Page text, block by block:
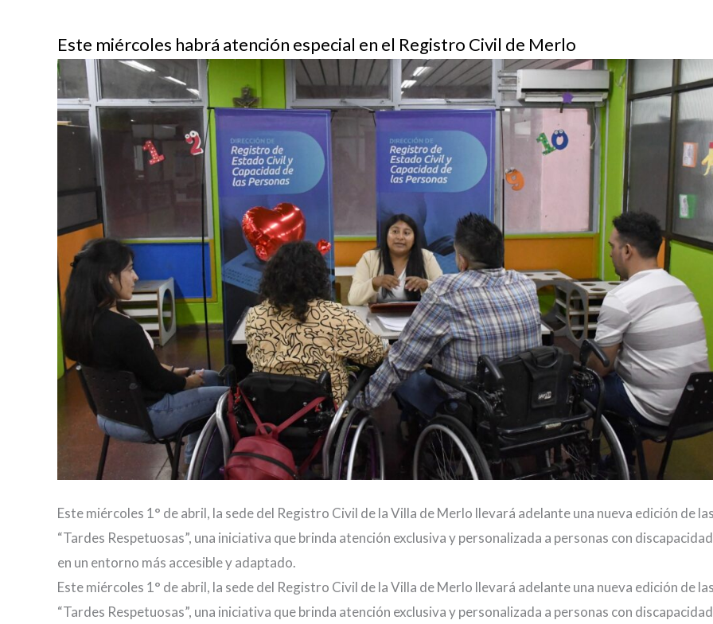
Este miércoles habrá atención especial en el Registro Civil de Merlo
Este miércoles 1° de abril, la sede del Registro Civil de la Villa de Merlo llevará adelante una nueva edición de
“Tardes Respetuosas”, una iniciativa que brinda atención exclusiva y personalizada a personas con discapacidad
en un entorno más accesible y adaptado.
Este miércoles 1° de abril, la sede del Registro Civil de la Villa de Merlo llevará adelante una nueva edición de
“Tardes Respetuosas”, una iniciativa que brinda atención exclusiva y personalizada a personas con discapacidad